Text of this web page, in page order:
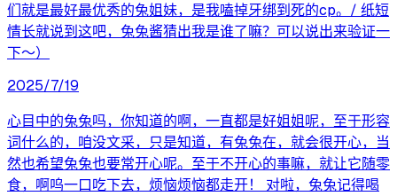
们就是最好最优秀的兔姐妹，是我嗑掉牙绑到死的cp。/ 纸短
情长就说到这吧，兔兔酱猜出我是谁了嘛？可以说出来验证一
下～）
2025/7/19
心目中的兔兔吗，你知道的啊，一直都是好姐姐呢，至于形容
词什么的，咱没文采，只是知道，有兔兔在，就会很开心，当
然也希望兔兔也要常开心呢。至于不开心的事嘛，就让它随零
食，啊呜一口吃下去，烦恼烦恼都走开！ 对啦，兔兔记得喝